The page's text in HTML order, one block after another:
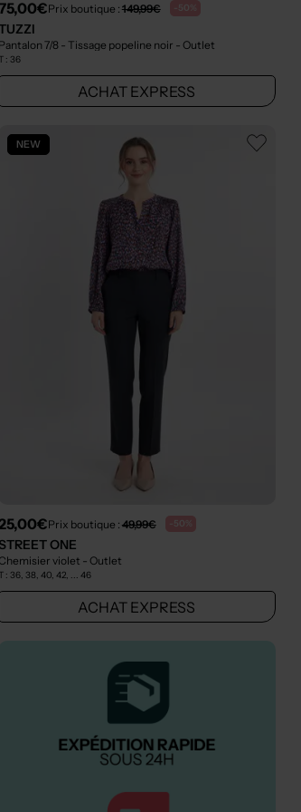
Outlet
Prix boutique : 149,99€ -50%
Pantalon 7/8 - Tissage popeline noir - Outlet
T : 36
ACHAT EXPRESS
NEW
Prix boutique : 49,99€ -50%
STREET ONE
violet - Outlet
T : 36, 38, 40, 42, ... 46
ACHAT EXPRESS